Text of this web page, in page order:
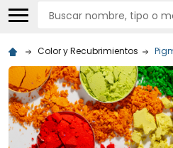
Buscar
Color y Recubrimientos